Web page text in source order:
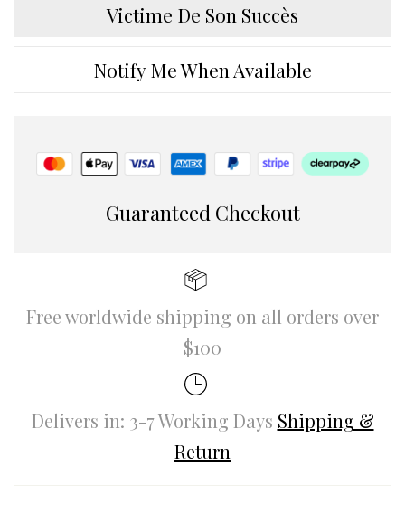
Victime De Son Succès
Notify Me When Available
Guaranteed Checkout
Free worldwide shipping on all orders over
$100
Delivers in: 3-7 Working Days Shipping &
Return